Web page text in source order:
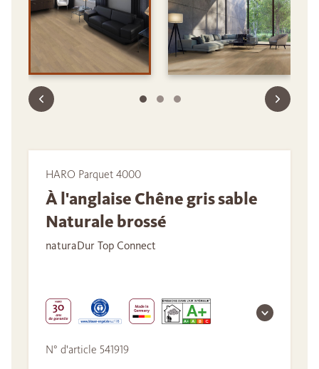
HARO Parquet 4000
À l'anglaise Chêne gris sable
Naturale brossé
naturaDur Top Connect
N° d'article 541919